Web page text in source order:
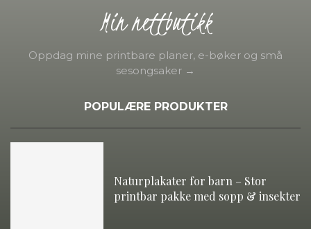
Min nettbutikk
Oppdag mine printbare planer, e-bøker og små
sesongsaker →
POPULÆRE PRODUKTER
Naturplakater for barn – Stor
printbar pakke med sopp & insekter